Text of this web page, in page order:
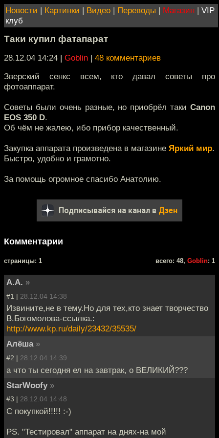
Новости | Картинки | Видео | Переводы | Магазин | VIP
клуб
Таки купил фатапарат
28.12.04 14:24 | Goblin | 48 комментариев
Зверский сенкс всем, кто давал советы про
фотоаппарат.
Советы были очень разные, но приобрёл таки Canon
EOS 350 D.
Об чём не жалею, ибо прибор качественный.
Закупка аппарата произведена в магазине Яркий мир.
Быстро, удобно и грамотно.
За помощь огромное спасибо Анатолию.
Подписывайся на канал в Дзен
Комментарии
cтраницы: 1 всего: 48, Goblin: 1
А.А. »
#1 | 28.12.04 14:38
Извините,не в тему.Но для тех,кто знает творчество
В.Богомолова-ссылка.:
http://www.kp.ru/daily/23432/35535/
Алёша »
#2 | 28.12.04 14:39
а что ты сегодня ел на завтрак, о ВЕЛИКИЙ???
StarWoofy »
#3 | 28.12.04 14:48
С покупкой!!!!! :-)
PS. "Тестировал" аппарат на днях-на мой